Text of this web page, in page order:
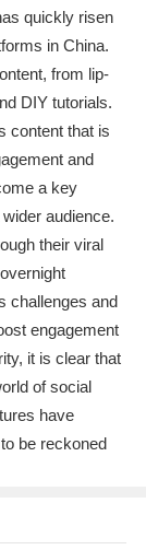
quickly risen
in China.
from lip-
DIY tutorials.
content that is
and
a key
audience.
their viral
challenges and
engagement
it is clear that
of social
have
be reckoned